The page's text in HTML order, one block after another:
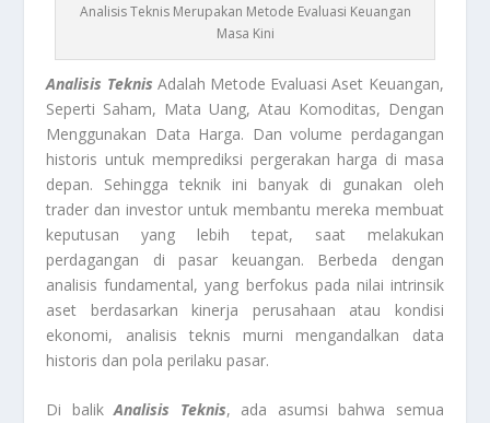
Analisis Teknis Merupakan Metode Evaluasi Keuangan
Masa Kini
Analisis Teknis Adalah Metode Evaluasi Aset Keuangan,
Seperti Saham, Mata Uang, Atau Komoditas, Dengan
Menggunakan Data Harga. Dan volume perdagangan
historis untuk memprediksi pergerakan harga di masa
depan. Sehingga teknik ini banyak di gunakan oleh
trader dan investor untuk membantu mereka membuat
keputusan yang lebih tepat, saat melakukan
perdagangan di pasar keuangan. Berbeda dengan
analisis fundamental, yang berfokus pada nilai intrinsik
aset berdasarkan kinerja perusahaan atau kondisi
ekonomi, analisis teknis murni mengandalkan data
historis dan pola perilaku pasar.
Di balikAnalisis Teknis, ada asumsi bahwa semua